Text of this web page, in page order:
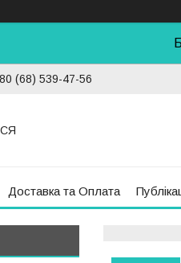
(68) 539-47-56
Доставка та Оплата